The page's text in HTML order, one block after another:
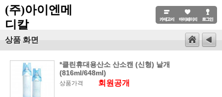
(주)아이엔메
디칼
상품 화면
*클린휴대용산소 산소캔 (신형) 낱개
(816ml/648ml)
상품가격 회원공개